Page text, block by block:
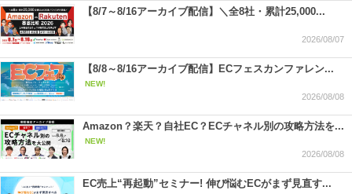
【8/7～8/16アーカイブ配信】＼全8社・累計25,000...
2026/08/07
【8/8～8/16アーカイブ配信】ECフェスカンファレン...
NEW!
2026/08/08
Amazon？楽天？自社EC？ECチャネル別の攻略方法を...
NEW!
2026/08/08
EC売上“再起動”セミナー! 伸び悩むECがまず見直す...